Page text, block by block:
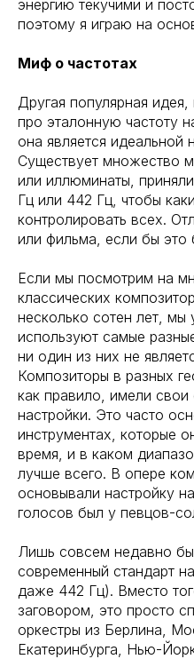
энергию текучими и
поэтому я играю на
Миф о частотах
Другая популярная
про эталонную частоту
она является идеальной
Существует множество
или иллюминаты,
Гц или 442 Гц, чтобы
контролировать всех.
или фильма, если бы это
Если мы посмотрим на
классических
несколько сотен лет, мы
используют самые
ни один из них не
Композиторы в разных
как правило, имели свои
настройки. Это часто
инструментах, которые
время, и в каком
лучше всего. В опере
основывали настройку
голосов был у певцов-
Лишь совсем недавно
современный стандарт
даже 442 Гц). Вместо
заговором, это просто
оркестры из Берлина,
Екатеринбурга, Нью-